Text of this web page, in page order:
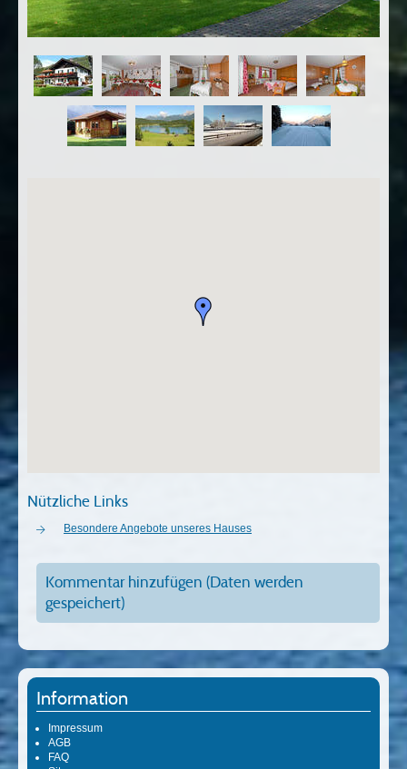
Nützliche Links
Besondere Angebote unseres Hauses
Kommentar hinzufügen (Daten werden
gespeichert)
Information
Impressum
AGB
FAQ